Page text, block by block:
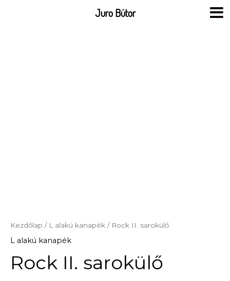
Kezdőlap / L alakú kanapék / Rock II. sarokülő
L alakú kanapék
Rock II. sarokülő
Juro Bútor